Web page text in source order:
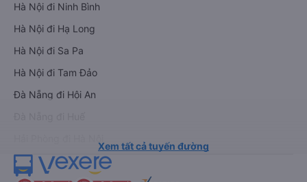
Hà Nội đi Ninh Bình
Hà Nội đi Hạ Long
Hà Nội đi Sa Pa
Hà Nội đi Tam Đảo
Đà Nẵng đi Hội An
Xem tất cả tuyến đường